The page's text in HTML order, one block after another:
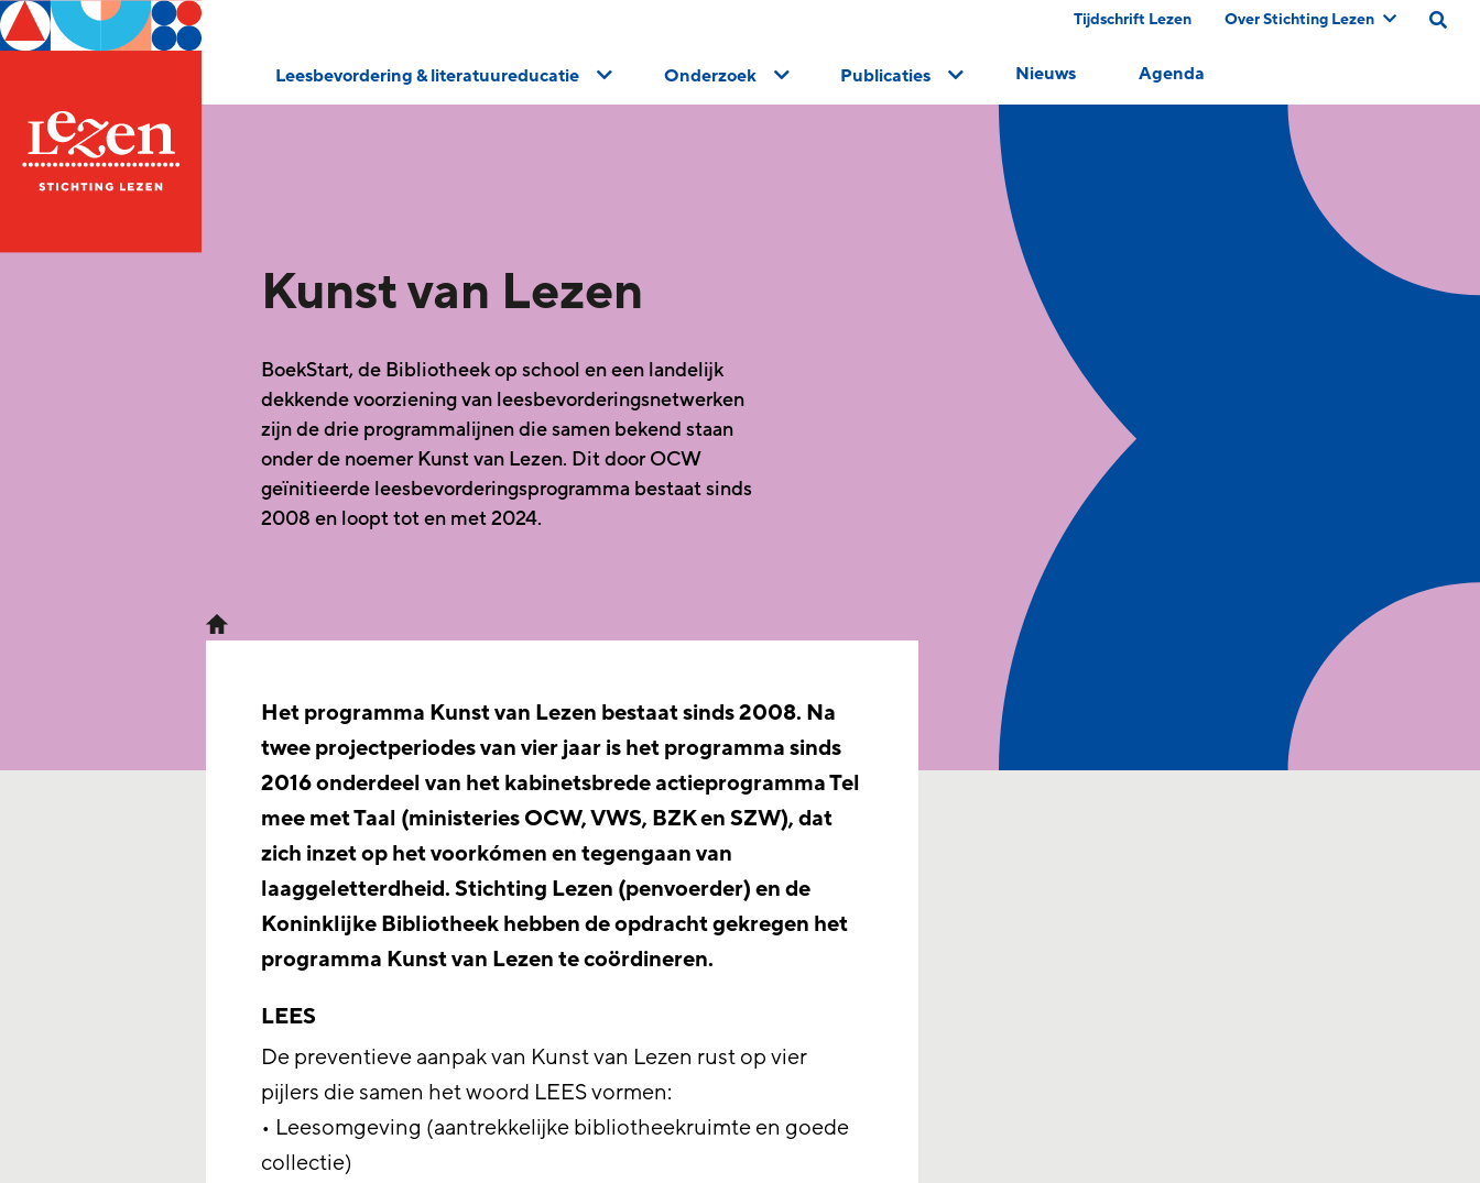
Tijdschrift Lezen Over Stichting Lezen
Leesbevordering & literatuureducatie Onderzoek Publicaties Nieuws Agenda
Kunst van Lezen
BoekStart, de Bibliotheek op school en een landelijk
dekkende voorziening van leesbevorderingsnetwerken
zijn de drie programmalijnen die samen bekend staan
onder de noemer Kunst van Lezen. Dit door OCW
geïnitieerde leesbevorderingsprogramma bestaat sinds
2008 en loopt tot en met 2024.
Het programma Kunst van Lezen bestaat sinds 2008. Na
twee projectperiodes van vier jaar is het programma sinds
2016 onderdeel van het kabinetsbrede actieprogramma Tel
mee met Taal (ministeries OCW, VWS, BZK en SZW), dat
zich inzet op het voorkómen en tegengaan van
laaggeletterdheid. Stichting Lezen (penvoerder) en de
Koninklijke Bibliotheek hebben de opdracht gekregen het
programma Kunst van Lezen te coördineren.
LEES
De preventieve aanpak van Kunst van Lezen rust op vier
pijlers die samen het woord LEES vormen:
• Leesomgeving (aantrekkelijke bibliotheekruimte en goede
collectie)